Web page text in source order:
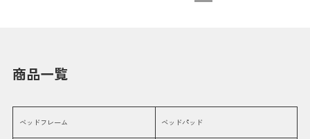
商品一覧
ベッドフレーム ベッドパッド